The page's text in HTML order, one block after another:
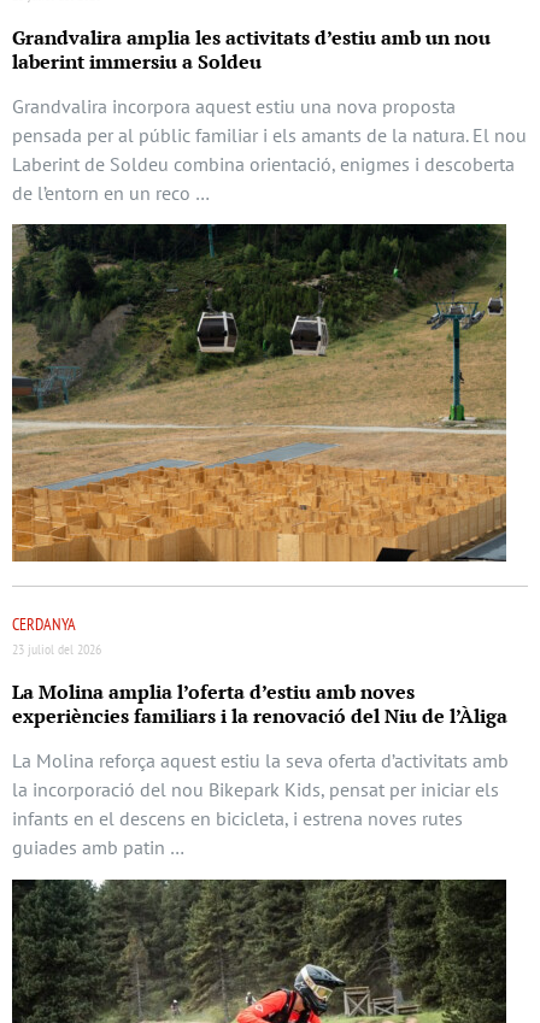
Grandvalira amplia les activitats d’estiu amb un nou
laberint immersiu a Soldeu
Grandvalira incorpora aquest estiu una nova proposta
pensada per al públic familiar i els amants de la natura. El nou
Laberint de Soldeu combina orientació, enigmes i descoberta
de l’entorn en un reco …
CERDANYA
23 juliol del 2026
La Molina amplia l’oferta d’estiu amb noves
experiències familiars i la renovació del Niu de l’Àliga
La Molina reforça aquest estiu la seva oferta d’activitats amb
la incorporació del nou Bikepark Kids, pensat per iniciar els
infants en el descens en bicicleta, i estrena noves rutes
guiades amb patin …